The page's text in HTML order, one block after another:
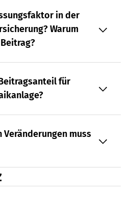
in der
Warum
für
Veränderungen muss